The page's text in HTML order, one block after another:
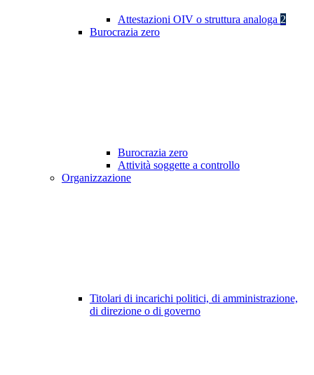
Attestazioni OIV o struttura analoga 2
Burocrazia zero
Burocrazia zero
Attività soggette a controllo
Organizzazione
Titolari di incarichi politici, di amministrazione,
di direzione o di governo